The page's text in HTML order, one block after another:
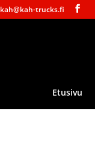
kah@kah-trucks.fi
Etusivu